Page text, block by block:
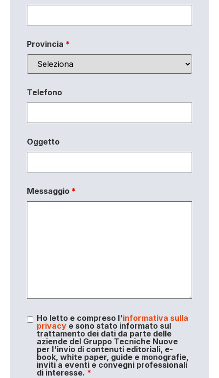
Provincia *
Telefono
Oggetto
Messaggio *
Ho letto e compreso l'informativa sulla
privacye sono stato informato sul
trattamento dei dati da parte delle
aziende del Gruppo Tecniche Nuove
per l'invio di contenuti editoriali, e-
book, white paper, guide e monografie,
inviti a eventi e convegni professionali
di interesse. *